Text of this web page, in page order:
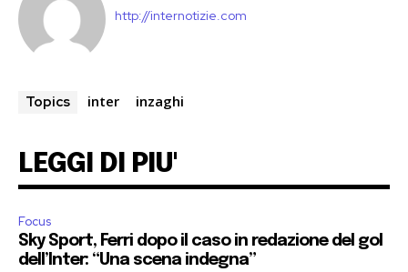
http://internotizie.com
Topics inter inzaghi
LEGGI DI PIU'
Focus
Sky Sport, Ferri dopo il caso in redazione del gol
dell’Inter: “Una scena indegna”